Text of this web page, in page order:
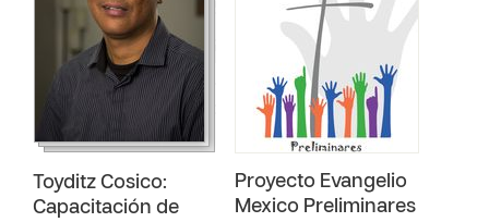
Toyditz Cosico:
Capacitación de
Proyecto Evangelio
Mexico Preliminares